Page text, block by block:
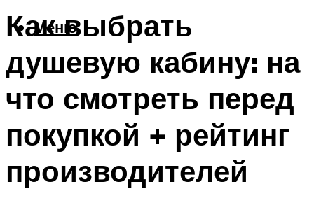
Меню
Как выбрать
душевую кабину: на
что смотреть перед
покупкой + рейтинг
производителей